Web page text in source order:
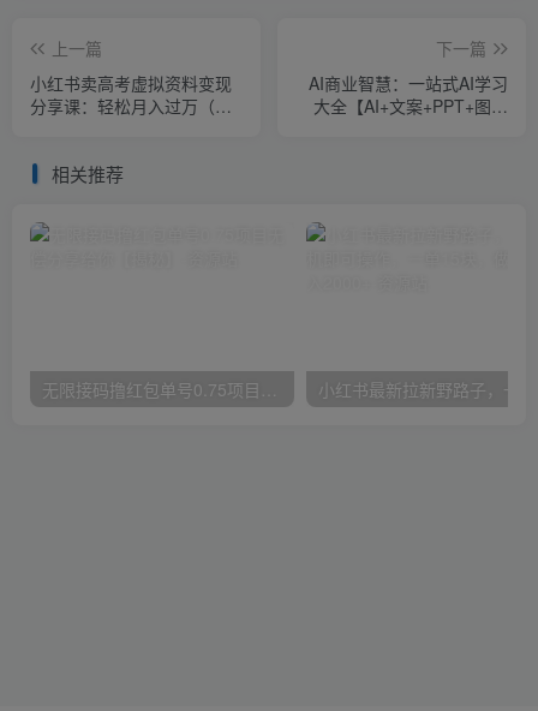
上一篇
小红书卖高考虚拟资料变现
分享课：轻松月入过万（视
下一篇
AI商业智慧：一站式AI学习
大全【AI+文案+PPT+图像
相关推荐